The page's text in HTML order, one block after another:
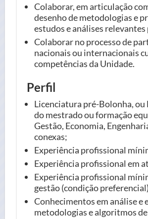
Colaborar, em articulação
desenho de metodologias e
estudos e análises
Colaborar no processo de
nacionais ou internacionais
competências da Unidade.
Perfil
Licenciatura pré-Bolonha,
do mestrado ou formação
Gestão, Economia,
conexas;
Experiência profissional
Experiência profissional em
Experiência profissional
gestão (condição
Conhecimentos em análise
metodologias e algoritmos